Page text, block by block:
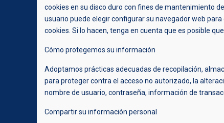
cookies en su disco duro con fines de mantenimiento
usuario puede elegir configurar su navegador web
cookies. Si lo hacen, tenga en cuenta que es posible
Cómo protegemos su información
Adoptamos prácticas adecuadas de recopilación,
para proteger contra el acceso no autorizado, la
nombre de usuario, contraseña, información de
Compartir su información personal